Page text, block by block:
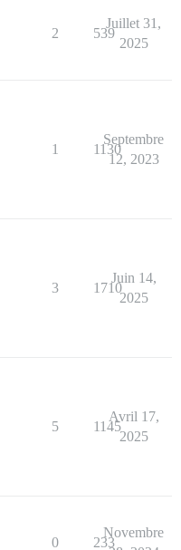
2 539
Juillet 31,
2025
1 1130
Septembre
12, 2023
3 1710
Juin 14,
2025
5 1145
Avril 17,
2025
0 233
Novembre